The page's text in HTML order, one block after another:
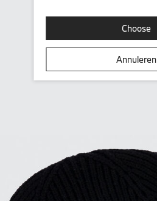
Choose
Annuleren